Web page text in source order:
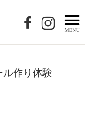
作り体験